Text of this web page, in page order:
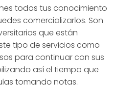
todos tus conocimiento
comercializarlos. Son
que están
tipo de servicios como
para continuar con sus
así el tiempo que
tomando notas.